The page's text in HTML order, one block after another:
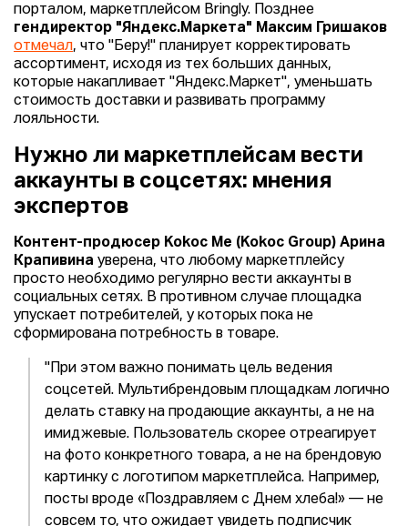
порталом, маркетплейсом Bringly. Позднее
гендиректор "Яндекс.Маркета" Максим Гришаков
отмечал, что "Беру!" планирует корректировать
ассортимент, исходя из тех больших данных,
которые накапливает "Яндекс.Маркет", уменьшать
стоимость доставки и развивать программу
лояльности.
Нужно ли маркетплейсам вести
аккаунты в соцсетях: мнения
экспертов
Контент-продюсер Kokoc Me (Kokoc Group) Арина
Крапивина уверена, что любому маркетплейсу
просто необходимо регулярно вести аккаунты в
социальных сетях. В противном случае площадка
упускает потребителей, у которых пока не
сформирована потребность в товаре.
"При этом важно понимать цель ведения
соцсетей. Мультибрендовым площадкам логично
делать ставку на продающие аккаунты, а не на
имиджевые. Пользователь скорее отреагирует
на фото конкретного товара, а не на брендовую
картинку с логотипом маркетплейса. Например,
посты вроде «Поздравляем с Днем хлеба!» — не
совсем то, что ожидает увидеть подписчик